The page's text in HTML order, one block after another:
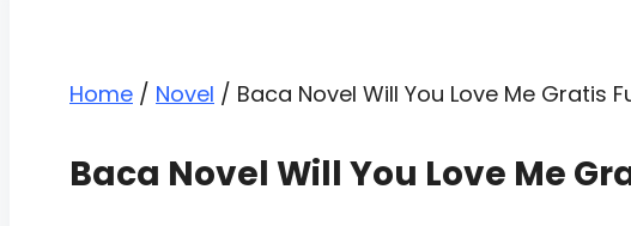
Home / Novel / Baca Novel Will You Love Me Gratis
Baca Novel Will You Love Me